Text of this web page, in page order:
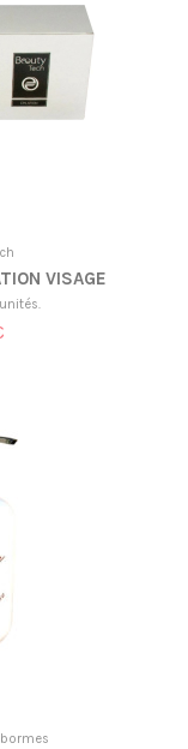
VISAGE